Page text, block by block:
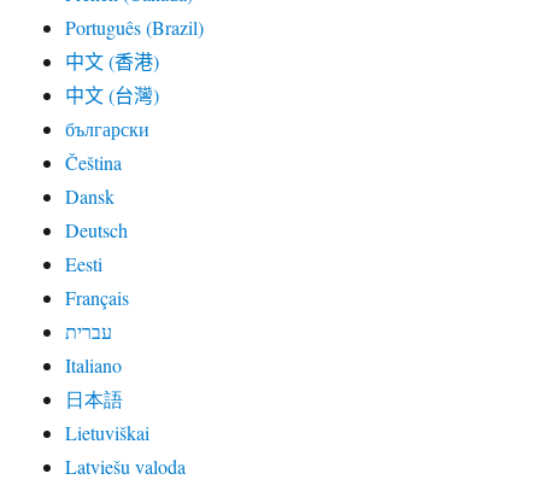
Português (Brazil)
中文 (香港)
中文 (台灣)
български
Čeština
Dansk
Deutsch
Eesti
Français
עברית
Italiano
日本語
Lietuviškai
Latviešu valoda